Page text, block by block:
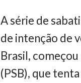
A série de
de intenção de
Brasil,
(PSB), que